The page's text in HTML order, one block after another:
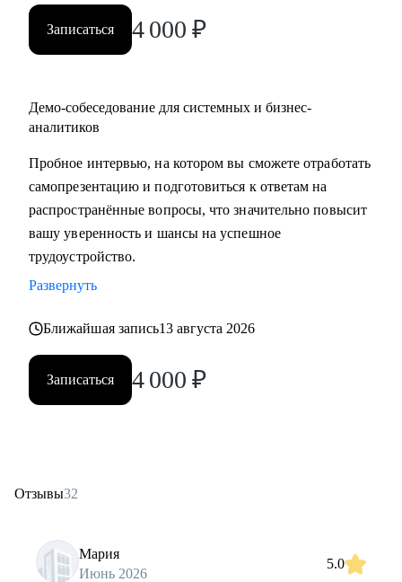
Записаться 4 000 ₽
Демо-собеседование для системных и бизнес-
аналитиков
Пробное интервью, на котором вы сможете отработать
самопрезентацию и подготовиться к ответам на
распространённые вопросы, что значительно повысит
вашу уверенность и шансы на успешное
трудоустройство.
Развернуть
Ближайшая запись13 августа 2026
Записаться 4 000 ₽
Отзывы32
Мария
Июнь 2026
5.0